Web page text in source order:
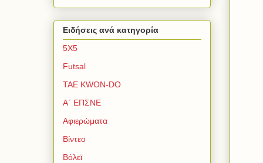
Ειδήσεις ανά κατηγορία
5Χ5
Futsal
TAE KWON-DO
Α΄ ΕΠΣΝΕ
Αφιερώματα
Βίντεο
Βόλεϊ